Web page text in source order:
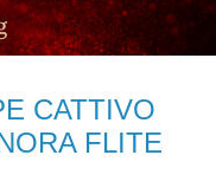
CATTIVO
FLITE